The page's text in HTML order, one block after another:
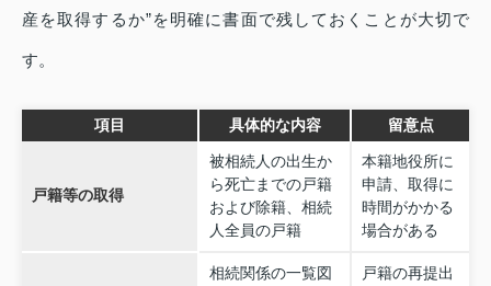
産を取得するか”を明確に書面で残しておくことが大切で
す。
項目 具体的な内容 留意点
戸籍等の取得
被相続人の出生か
ら死亡までの戸籍
および除籍、相続
人全員の戸籍
本籍地役所に
申請、取得に
時間がかかる
場合がある
相続関係の一覧図
戸籍の再提出